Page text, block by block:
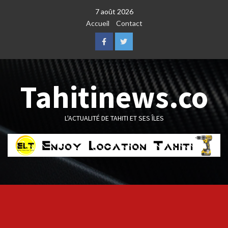
7 août 2026
Accueil
Contact
FacebookTwitter
Tahitinews.co
L'ACTUALITÉ DE TAHITI ET SES ÎLES